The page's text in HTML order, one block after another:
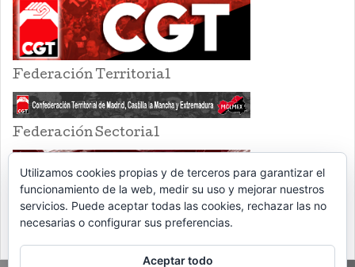
Federación Territorial
Federación Sectorial
Utilizamos cookies propias y de terceros para garantizar el
funcionamiento de la web, medir su uso y mejorar nuestros
servicios. Puede aceptar todas las cookies, rechazar las no
necesarias o configurar sus preferencias.
Aceptar todo